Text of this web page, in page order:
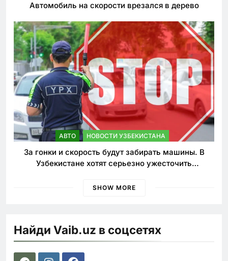
Автомобиль на скорости врезался в дерево
АВТО НОВОСТИ УЗБЕКИСТАНА
За гонки и скорость будут забирать машины. В
Узбекистане хотят серьезно ужесточить
SHOW MORE
Найди Vaib.uz в соцсетях